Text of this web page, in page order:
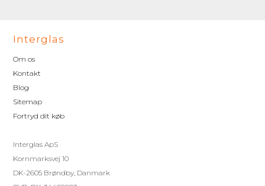
Interglas
Om os
Kontakt
Blog
Sitemap
Fortryd dit køb
Interglas ApS
Kornmarksvej 10
DK-2605 Brøndby, Danmark